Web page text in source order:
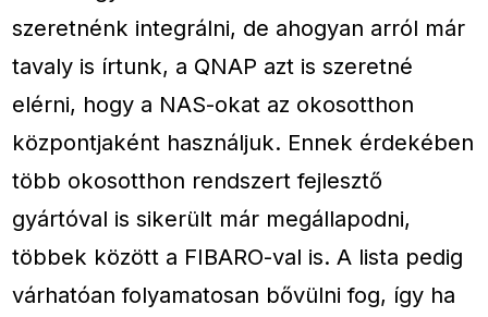
szeretnénk integrálni, de ahogyan arról már
tavaly is írtunk, a QNAP azt is szeretné
elérni, hogy a NAS-okat az okosotthon
központjaként használjuk. Ennek érdekében
több okosotthon rendszert fejlesztő
gyártóval is sikerült már megállapodni,
többek között a FIBARO-val is. A lista pedig
várhatóan folyamatosan bővülni fog, így ha